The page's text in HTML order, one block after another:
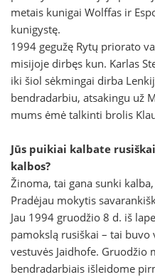
metais kunigai Wolffas ir
kunigystę.
1994 gegužę Rytų priorato
misijoje dirbęs kun. Karlas
iki šiol sėkmingai dirba
bendradarbiu, atsakingu už
mums ėmė talkinti brolis
Jūs puikiai kalbate
kalbos?
Žinoma, tai gana sunki
Pradėjau mokytis
Jau 1994 gruodžio 8 d. iš
pamokslą rusiškai – tai
vestuvės Jaidhofe. Gruodžio
bendradarbiais išleidome